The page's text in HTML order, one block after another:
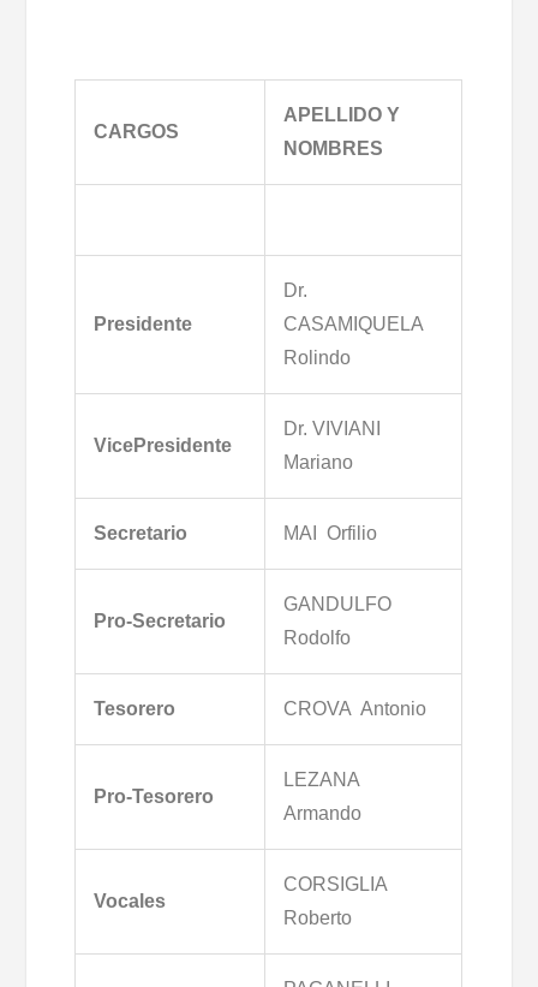
CARGOS
APELLIDO Y
NOMBRES
Presidente
Dr.
CASAMIQUELA
Rolindo
VicePresidente
Dr. VIVIANI
Mariano
Secretario MAI Orfilio
Pro-Secretario
GANDULFO
Rodolfo
Tesorero CROVA Antonio
Pro-Tesorero
LEZANA
Armando
Vocales
CORSIGLIA
Roberto